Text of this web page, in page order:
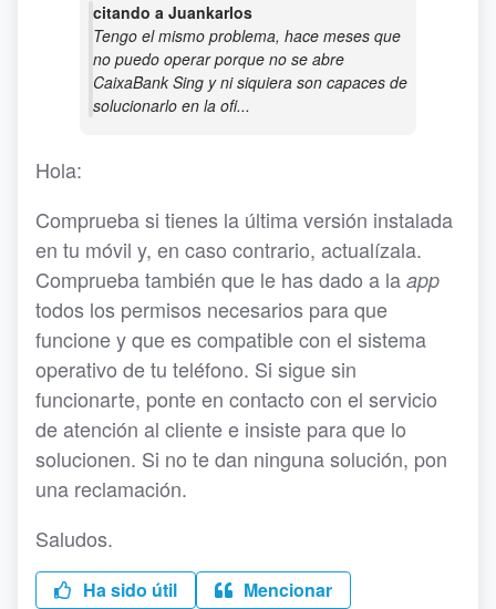
citando a Juankarlos
Tengo el mismo problema, hace meses que
no puedo operar porque no se abre
CaixaBank Sing y ni siquiera son capaces de
solucionarlo en la ofi...
Hola:
Comprueba si tienes la última versión instalada
en tu móvil y, en caso contrario, actualízala.
Comprueba también que le has dado a la app
todos los permisos necesarios para que
funcione y que es compatible con el sistema
operativo de tu teléfono. Si sigue sin
funcionarte, ponte en contacto con el servicio
de atención al cliente e insiste para que lo
solucionen. Si no te dan ninguna solución, pon
una reclamación.
Saludos.
Ha sido útil Mencionar